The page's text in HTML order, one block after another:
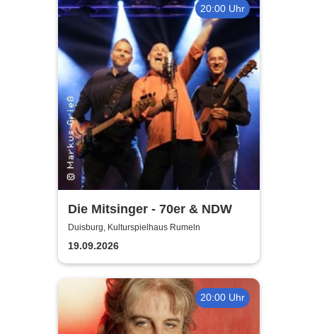
20:00 Uhr
Die Mitsinger - 70er & NDW
Duisburg, Kulturspielhaus Rumeln
19.09.2026
20:00 Uhr